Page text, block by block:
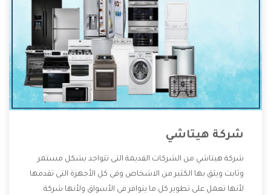
شركة هيتاشي
شركة هيتاشي من الشركات القديمة التى تتواجد بشكل مستمر
وثابت ويثق بها الكثير من الاشخاص وفى كل الأجهزة التى تقدمها
لأنها تعمل على تطوير كل ما يتوافر فى الأسواق ولأنها شركة